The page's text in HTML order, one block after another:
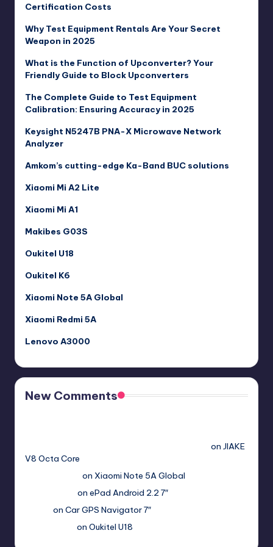
Certification Costs
Why Test Equipment Rentals Are Your Secret
Weapon in 2025
What is the Function of Upconverter? Your
Friendly Guide to Block Upconverters
The Complete Guide to Test Equipment
Calibration: Ensuring Accuracy in 2025
Keysight N5247B PNA-X Microwave Network
Analyzer
Amkom’s cutting-edge Ka-Band BUC solutions
Xiaomi Mi A2 Lite
Xiaomi Mi A1
Makibes G03S
Oukitel U18
Oukitel K6
Xiaomi Note 5A Global
Xiaomi Redmi 5A
Lenovo A3000
New Comments
on JIAKE
V8 Octa Core
on Xiaomi Note 5A Global
on ePad Android 2.2 7″
on Car GPS Navigator 7″
on Oukitel U18